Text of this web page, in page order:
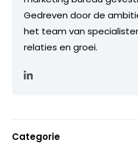
Gedreven door de
het team van
relaties en groei.
Categorie